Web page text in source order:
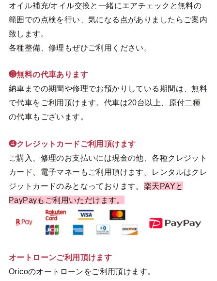
オイル補充/オイル交換と一緒にエアチェックと無料の
範囲での点検を行い、気になる点がありましたらご案内
致します。
各種整備、修理もぜひご利用ください。
❸無料の代車あります
納車までの期間や修理でお預かりしている期間は、無料
で代車をご利用頂けます。代車は20台以上、原付二種
の代車もございます。
❹クレジットカードご利用頂けます
ご購入、修理のお支払いには現金の他、各種クレジット
カード、電子マネーもご利用頂けます。レンタルはクレ
ジットカードのみとなっております。 楽天PAYと
PayPayもご利用いただけます。
オートローンご利用頂けます
Oricoのオートローンをご利用頂けます。